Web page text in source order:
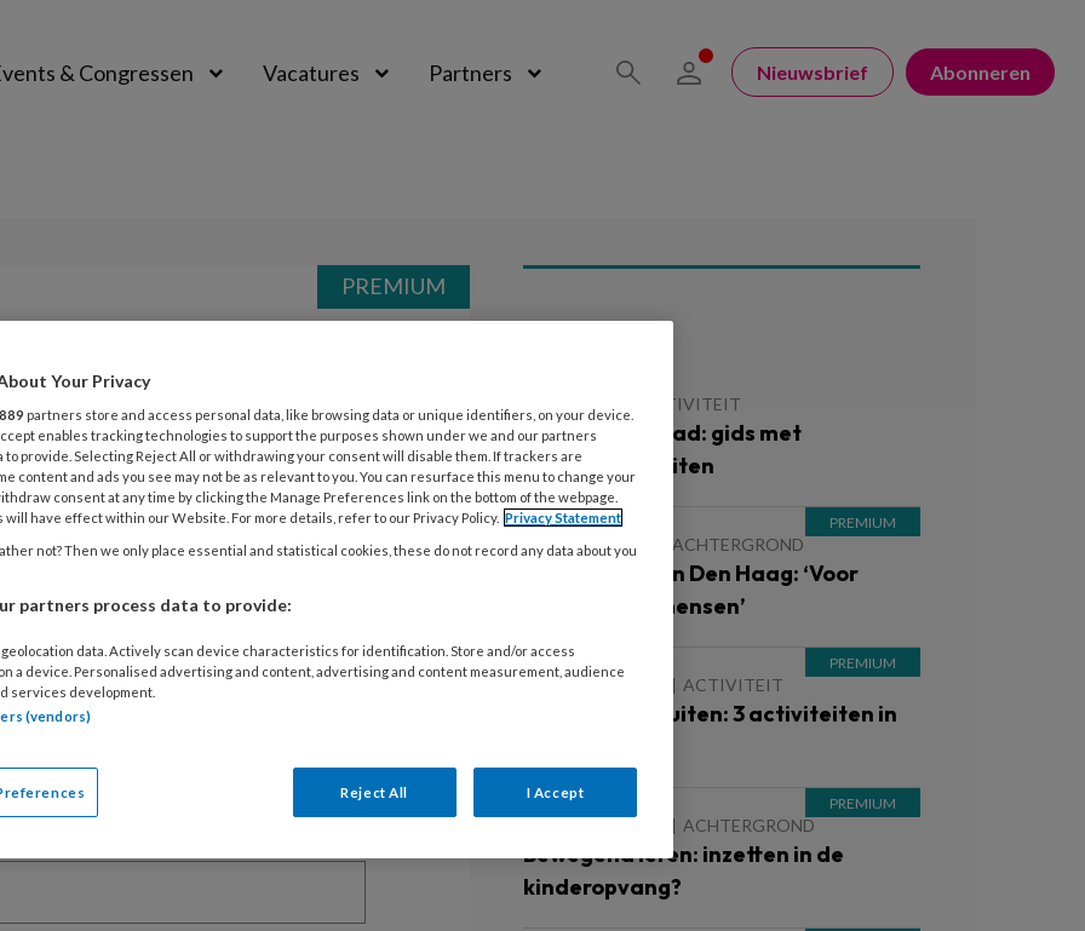
& Congressen Vacatures Partners Nieuwsbrief Abonneren
het verkeer
lezen?
lees 2 artikelen gratis per maand
PREMIUM
Lees ook
ACTIVITEIT
Gratis download: gids met
zomeractiviteiten
27 MAART 2026 ACHTERGROND
Bso Ferguson in Den Haag: ‘Voor
echte buitenmensen’
29 JANUARI 2026 ACTIVITEIT
Lekker naar buiten: 3 activiteiten in
ACHTERGROND
Bewegend leren: inzetten in de
kinderopvang?
Your Privacy
889 partners store and access personal data, like browsing data or unique identifiers, on your device.
enables tracking technologies to support the purposes shown under we and our partners
to provide. Selecting Reject All or withdrawing your consent will disable them. If trackers are
content and ads you see may not be as relevant to you. You can resurface this menu to change your
consent at any time by clicking the Manage Preferences link on the bottom of the webpage.
will have effect within our Website. For more details, refer to our Privacy Policy. Privacy Statement
not? Then we only place essential and statistical cookies, these do not record any data about you
partners process data to provide:
data. Actively scan device characteristics for identification. Store and/or access
a device. Personalised advertising and content, advertising and content measurement, audience
services development.
(vendors)
Reject All I Accept